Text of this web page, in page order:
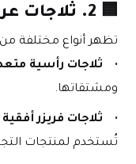
🟦 2. ثلاجات عرض سوبر ماركت
تظهر أنواع مختلفة من
ثلاجات رأسية
ومشتقاتها.
ثلاجات فريزر أفقية
تُستخدم لمنتجات